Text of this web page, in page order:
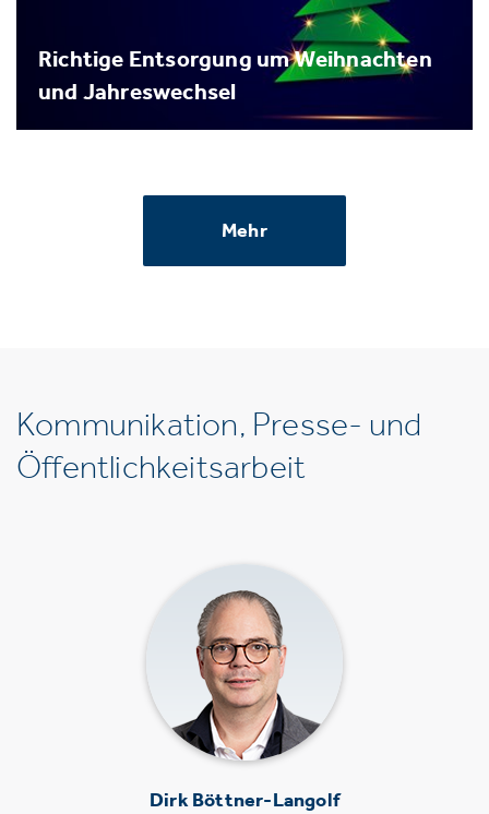
Richtige Entsorgung um Weihnachten
und Jahreswechsel
Mehr
Kommunikation, Presse- und
Öffentlichkeitsarbeit
Dirk Böttner-Langolf